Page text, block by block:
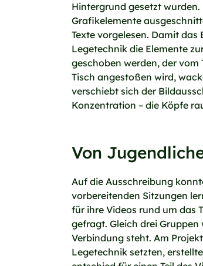
Hintergrund gesetzt
Grafikelemente
Texte vorgelesen. Damit das
Legetechnik die Elemente
geschoben werden, der
Tisch angestoßen wird,
verschiebt sich der
Konzentration – die Köpfe
Von
Auf die Ausschreibung
vorbereitenden Sitzungen
für ihre Videos rund um das
gefragt. Gleich drei
Verbindung steht. Am
Legetechnik setzten,